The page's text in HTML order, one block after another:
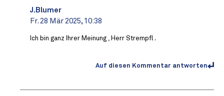
J.Blumer
Fr. 28 Mär 2025, 10:38
Ich bin ganz Ihrer Meinung , Herr Strempfl .
Auf diesen Kommentar antworten